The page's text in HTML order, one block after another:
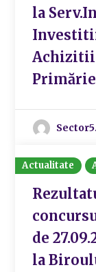
la
Actualitate
de
la